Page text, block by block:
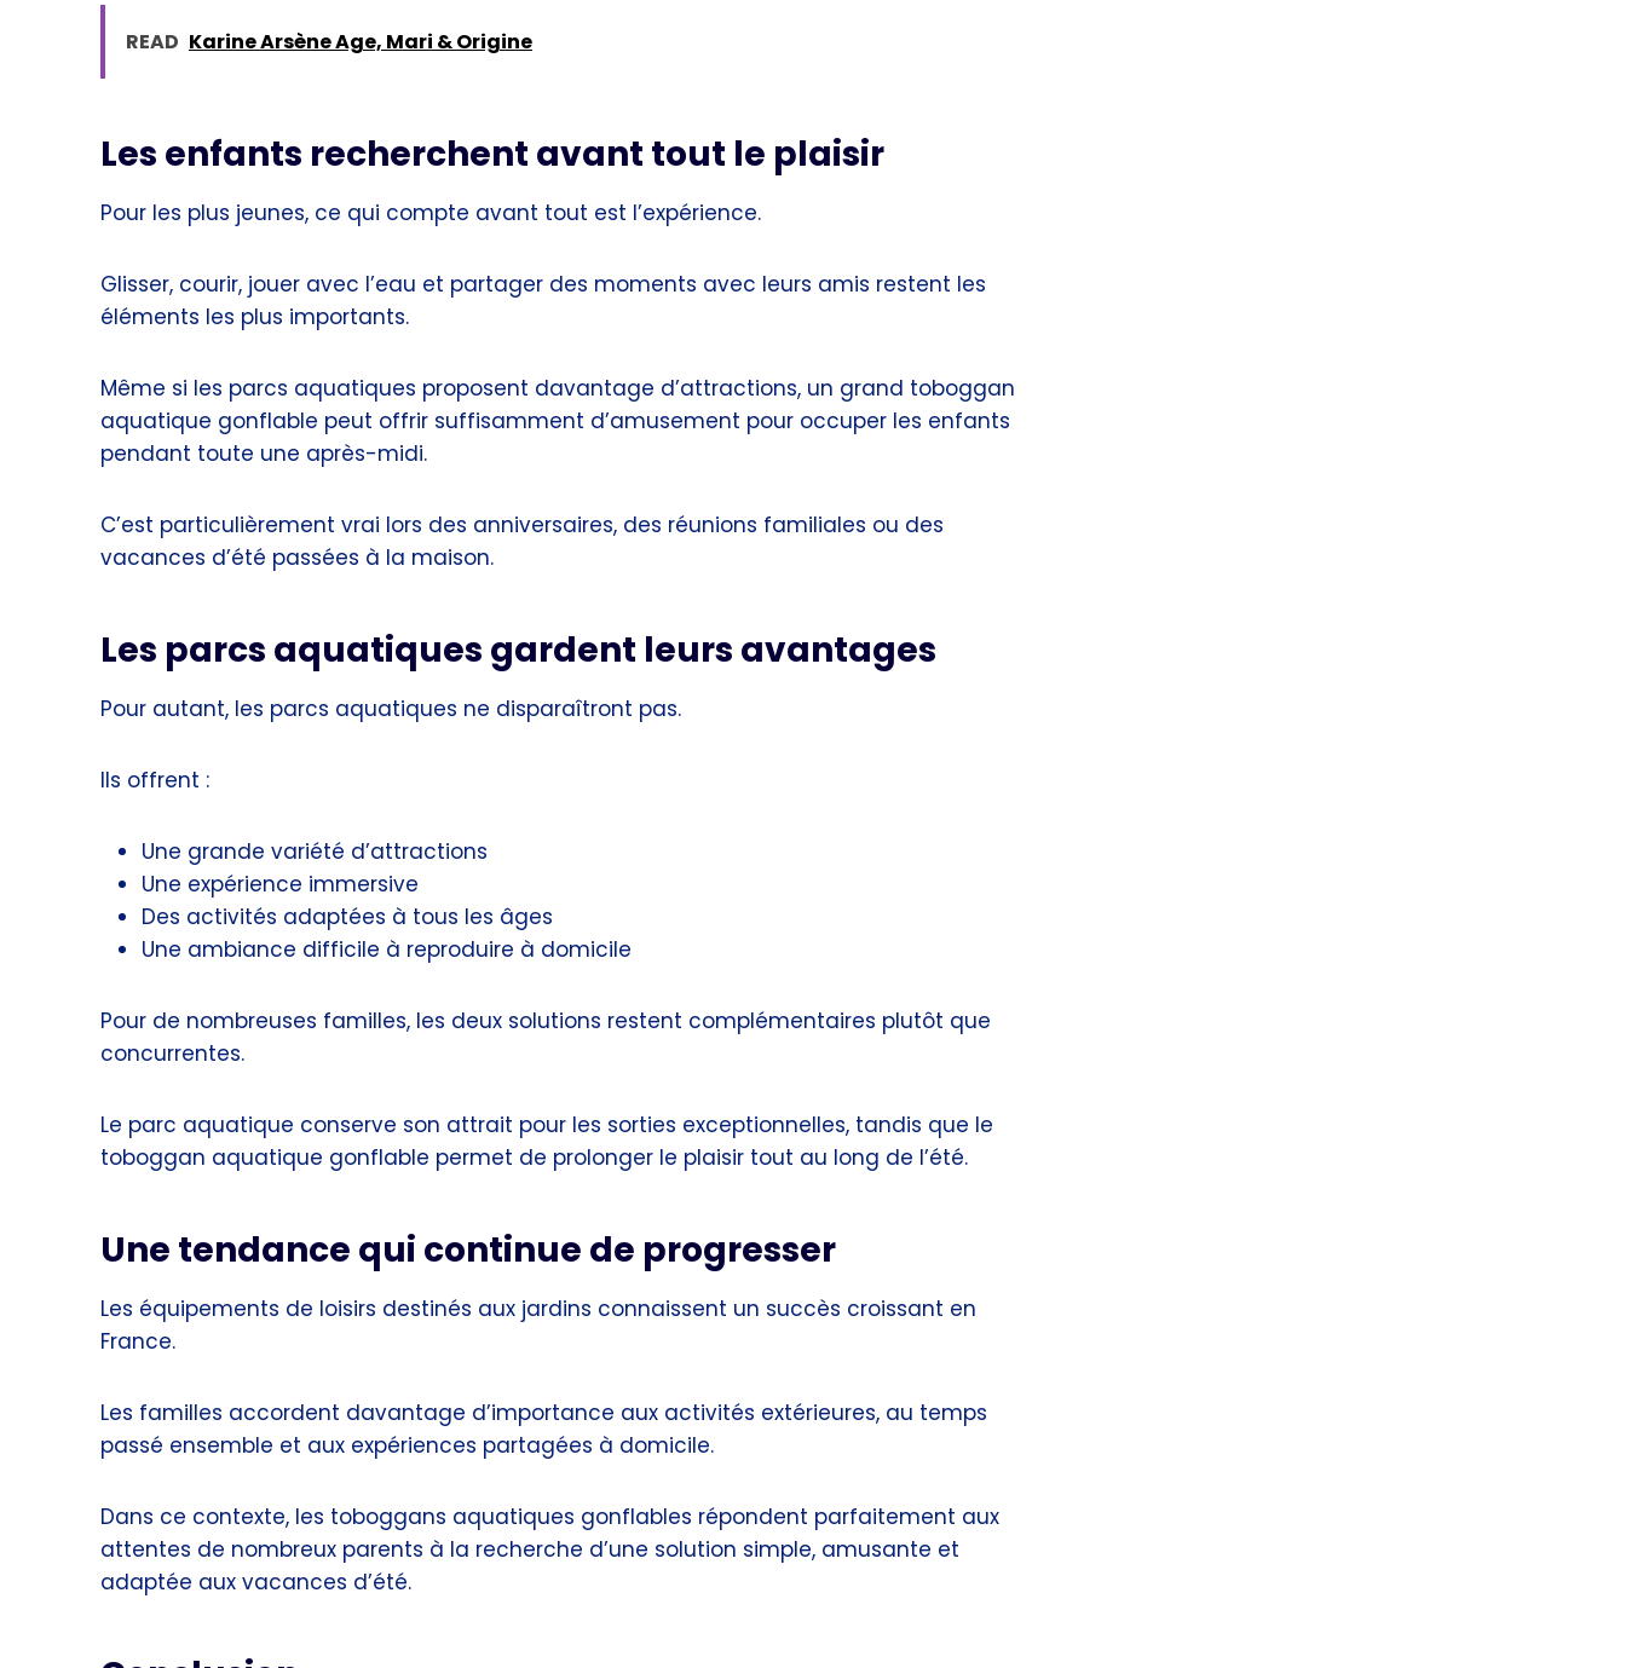
READ Karine Arsène Age, Mari & Origine
Les enfants recherchent avant tout le plaisir
Pour les plus jeunes, ce qui compte avant tout est l’expérience.
Glisser, courir, jouer avec l’eau et partager des moments avec leurs amis restent les
éléments les plus importants.
Même si les parcs aquatiques proposent davantage d’attractions, un grand toboggan
aquatique gonflable peut offrir suffisamment d’amusement pour occuper les enfants
pendant toute une après-midi.
C’est particulièrement vrai lors des anniversaires, des réunions familiales ou des
vacances d’été passées à la maison.
Les parcs aquatiques gardent leurs avantages
Pour autant, les parcs aquatiques ne disparaîtront pas.
Ils offrent :
Une grande variété d’attractions
Une expérience immersive
Des activités adaptées à tous les âges
Une ambiance difficile à reproduire à domicile
Pour de nombreuses familles, les deux solutions restent complémentaires plutôt que
concurrentes.
Le parc aquatique conserve son attrait pour les sorties exceptionnelles, tandis que le
toboggan aquatique gonflable permet de prolonger le plaisir tout au long de l’été.
Une tendance qui continue de progresser
Les équipements de loisirs destinés aux jardins connaissent un succès croissant en
France.
Les familles accordent davantage d’importance aux activités extérieures, au temps
passé ensemble et aux expériences partagées à domicile.
Dans ce contexte, les toboggans aquatiques gonflables répondent parfaitement aux
attentes de nombreux parents à la recherche d’une solution simple, amusante et
adaptée aux vacances d’été.